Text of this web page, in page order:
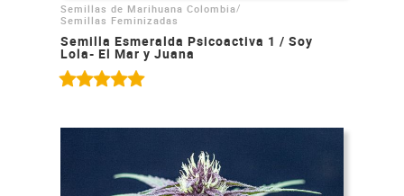
Semillas de Marihuana Colombia/
Semillas Feminizadas
Semilla Esmeralda Psicoactiva 1 / Soy
Lola- El Mar y Juana